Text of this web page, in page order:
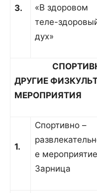
3.
«В здоровом
теле-
дух»
ДРУГИЕ
МЕРОПРИЯТИЯ
1.
Спортивно –
е мероприятие
Зарница